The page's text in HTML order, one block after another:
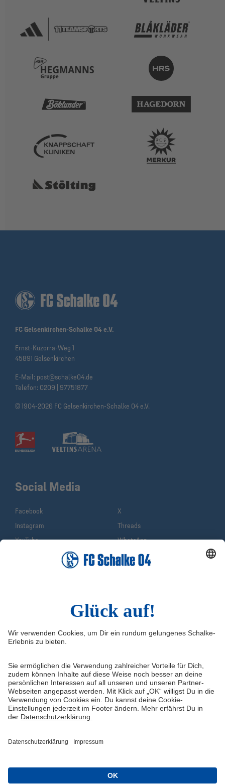
FC Gelsenkirchen-Schalke 04 e.V.
Ernst-Kuzorra-Weg 1
45891 Gelsenkirchen
E-Mail: post@schalke04.de
Telefon: 0209 | 97751877
© 1904-2026 FC Gelsenkirchen-Schalke 04 e.V.
Service & Kontakt
Erklärung zur Barrierefreiheit
Medienportal
Datenschutz
Haftungsausschluss
Tickets
VELTINS-Arena
Knappenschmiede
ERWIN buchen
Social Media
Facebook
X
Instagram
Threads
YouTube
WhatsApp
Sina Weibo